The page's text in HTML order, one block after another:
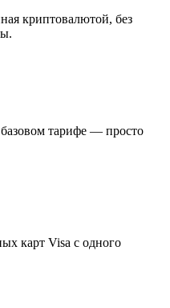
криптовалютой, без
тарифе — просто
карт Visa с одного